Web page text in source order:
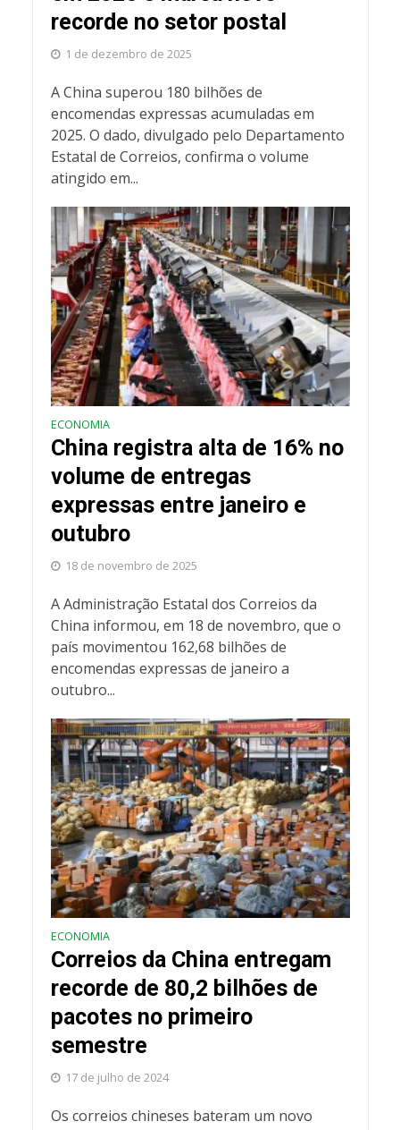
recorde no setor postal
1 de dezembro de 2025
A China superou 180 bilhões de
encomendas expressas acumuladas em
2025. O dado, divulgado pelo Departamento
Estatal de Correios, confirma o volume
atingido em...
ECONOMIA
China registra alta de 16% no
volume de entregas
expressas entre janeiro e
outubro
18 de novembro de 2025
A Administração Estatal dos Correios da
China informou, em 18 de novembro, que o
país movimentou 162,68 bilhões de
encomendas expressas de janeiro a
outubro...
ECONOMIA
Correios da China entregam
recorde de 80,2 bilhões de
pacotes no primeiro
semestre
17 de julho de 2024
Os correios chineses bateram um novo